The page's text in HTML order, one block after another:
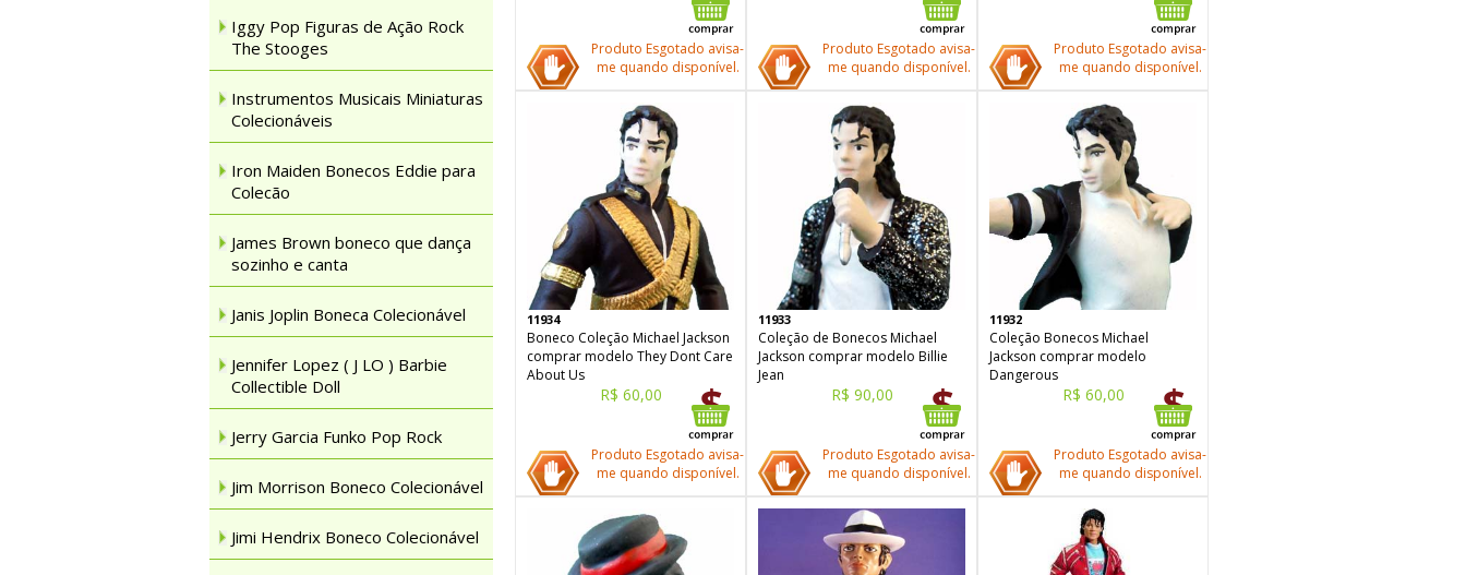
Iggy Pop Figuras de Ação Rock
The Stooges
Instrumentos Musicais Miniaturas
Colecionáveis
Iron Maiden Bonecos Eddie para
Colecão
James Brown boneco que dança
sozinho e canta
Janis Joplin Boneca Colecionável
Jennifer Lopez ( J LO ) Barbie
Collectible Doll
Jerry Garcia Funko Pop Rock
Jim Morrison Boneco Colecionável
Jimi Hendrix Boneco Colecionável
Produto Esgotado avisa-
me quando disponível.
Produto Esgotado avisa-
me quando disponível.
Produto Esgotado avisa-
me quando disponível.
11934
Boneco Coleção Michael Jackson
comprar modelo They Dont Care
About Us
R$ 60,00
Produto Esgotado avisa-
me quando disponível.
11933
Coleção de Bonecos Michael
Jackson comprar modelo Billie
Jean
R$ 90,00
Produto Esgotado avisa-
me quando disponível.
11932
Coleção Bonecos Michael
Jackson comprar modelo
Dangerous
R$ 60,00
Produto Esgotado avisa-
me quando disponível.